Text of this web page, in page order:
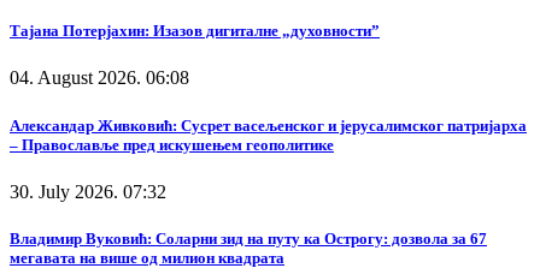
Тајана Потерјахин: Изазов дигиталне „духовности”
04. August 2026. 06:08
Александар Живковић: Сусрет васељенског и јерусалимског патријарха
– Православље пред искушењем геополитике
30. July 2026. 07:32
Владимир Вуковић: Соларни зид на путу ка Острогу: дозвола за 67
мегавата на више од милион квадрата